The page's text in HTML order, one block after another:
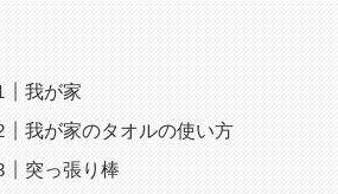
我が家
我が家のタオルの使い方
突っ張り棒